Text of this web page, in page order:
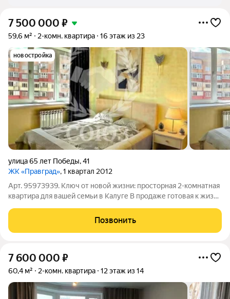
7 500 000 ₽
59,6 м² 2-комн. квартира 16 этаж из 23
новостройка
улица 65 лет Победы,41
ЖК «Правград», 1 квартал 2012
Арт. 95973939. Ключ от новой жизни: просторная 2-комнатная
квартира для вашей семьи в Калуге В продаже готовая к жизни
кирпичного дома 2012 года постройки. Здесь не нужно делать
ремонт годами
Позвонить
7 600 000 ₽
60,4 м² 2-комн. квартира 12 этаж из 14